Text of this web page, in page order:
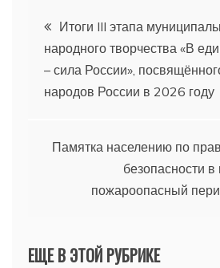
Навигация
по
записям
Итоги III этапа
народного творчества «В
– сила России»,
народов России в 2026 году
Памятка населению по
безопасности
пожароопасный
ЕЩЕ В ЭТОЙ РУБРИКЕ